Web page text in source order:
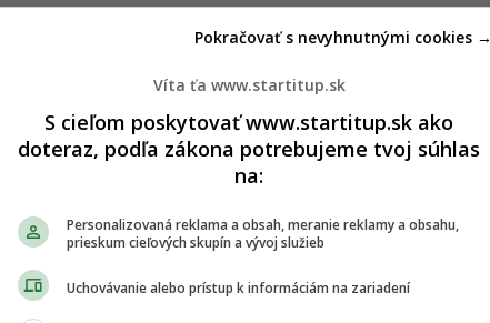
šate
slovenskými dovolenkármi. Ako uvádza
týždenné lety do obľúbených letovísk
hodiny sa ocitneš v krajine, ktorá ponúka
a kvalitných all inclusive rezortov.
nasadeniu väčšieho lietadla Airbus A321neo
Víta ťa www.startitup.sk
S cieľom poskytovať www.startitup.sk ako
doteraz, podľa zákona potrebujeme tvoj súhlas
na:
Personalizovaná reklama a obsah, meranie reklamy a obsahu,
prieskum cieľových skupín a vývoj služieb
Uchovávanie alebo prístup k informáciám na zariadení
Pokračovať s nevyhnutnými cookies →